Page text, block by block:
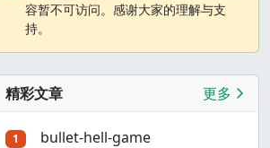
容暂不可访问。感谢大家的理解与支
持。
精彩文章 更多
1 bullet-hell-game